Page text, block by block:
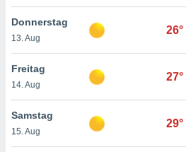
finden
. Sie
jederzeit
Rand
Donnerstag
13. Aug
26°
Freitag
14. Aug
27°
Samstag
15. Aug
29°